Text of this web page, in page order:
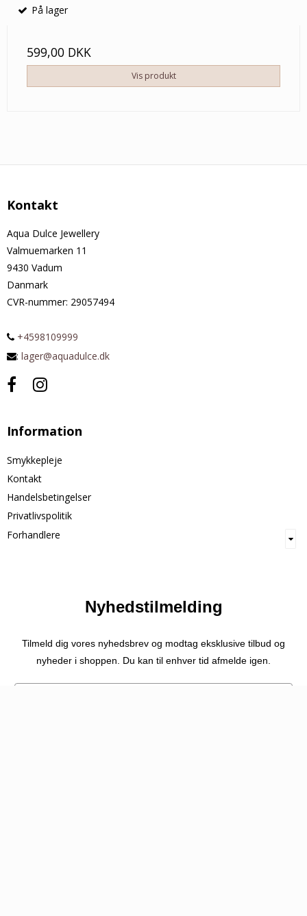
På lager
599,00 DKK
Vis produkt
Kontakt
Aqua Dulce Jewellery
Valmuemarken 11
9430 Vadum
Danmark
CVR-nummer: 29057494
+4598109999
: lager@aquadulce.dk
Information
Smykkepleje
Kontakt
Handelsbetingelser
Privatlivspolitik
Forhandlere
Nyhedstilmelding
Tilmeld dig vores nyhedsbrev og modtag eksklusive tilbud og
nyheder i shoppen. Du kan til enhver tid afmelde igen.
Navn